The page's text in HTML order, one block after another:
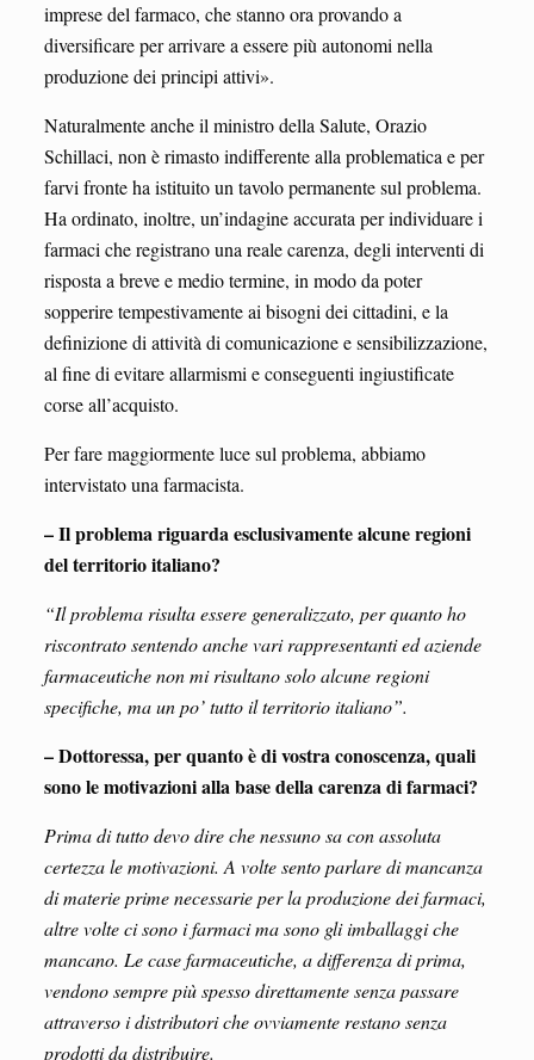
imprese del farmaco, che stanno ora provando a
diversificare per arrivare a essere più autonomi nella
produzione dei principi attivi».
Naturalmente anche il ministro della Salute, Orazio
Schillaci, non è rimasto indifferente alla problematica e per
farvi fronte ha istituito un tavolo permanente sul problema.
Ha ordinato, inoltre, un’indagine accurata per individuare i
farmaci che registrano una reale carenza, degli interventi di
risposta a breve e medio termine, in modo da poter
sopperire tempestivamente ai bisogni dei cittadini, e la
definizione di attività di comunicazione e sensibilizzazione,
al fine di evitare allarmismi e conseguenti ingiustificate
corse all’acquisto.
Per fare maggiormente luce sul problema, abbiamo
intervistato una farmacista.
– Il problema riguarda esclusivamente alcune regioni
del territorio italiano?
“Il problema risulta essere generalizzato, per quanto ho
riscontrato sentendo anche vari rappresentanti ed aziende
farmaceutiche non mi risultano solo alcune regioni
specifiche, ma un po’ tutto il territorio italiano”.
– Dottoressa, per quanto è di vostra conoscenza, quali
sono le motivazioni alla base della carenza di farmaci?
Prima di tutto devo dire che nessuno sa con assoluta
certezza le motivazioni. A volte sento parlare di mancanza
di materie prime necessarie per la produzione dei farmaci,
altre volte ci sono i farmaci ma sono gli imballaggi che
mancano. Le case farmaceutiche, a differenza di prima,
vendono sempre più spesso direttamente senza passare
attraverso i distributori che ovviamente restano senza
prodotti da distribuire.